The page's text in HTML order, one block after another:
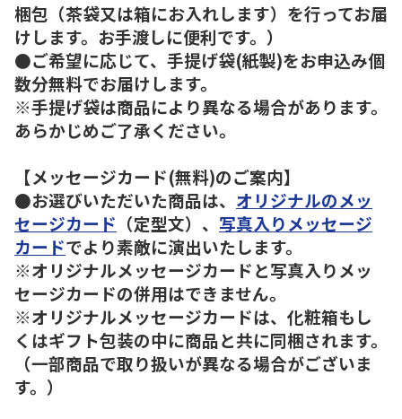
梱包（茶袋又は箱にお入れします）を行ってお届
けします。お手渡しに便利です。）
●ご希望に応じて、手提げ袋(紙製)をお申込み個
数分無料でお届けします。
※手提げ袋は商品により異なる場合があります。
あらかじめご了承ください。
【メッセージカード(無料)のご案内】
●お選びいただいた商品は、 オリジナルのメッ
セージカード （定型文）、 写真入りメッセージ
カードでより素敵に演出いたします。
※オリジナルメッセージカードと写真入りメッ
セージカードの併用はできません。
※オリジナルメッセージカードは、化粧箱もし
くはギフト包装の中に商品と共に同梱されます。
（一部商品で取り扱いが異なる場合がございま
す。）